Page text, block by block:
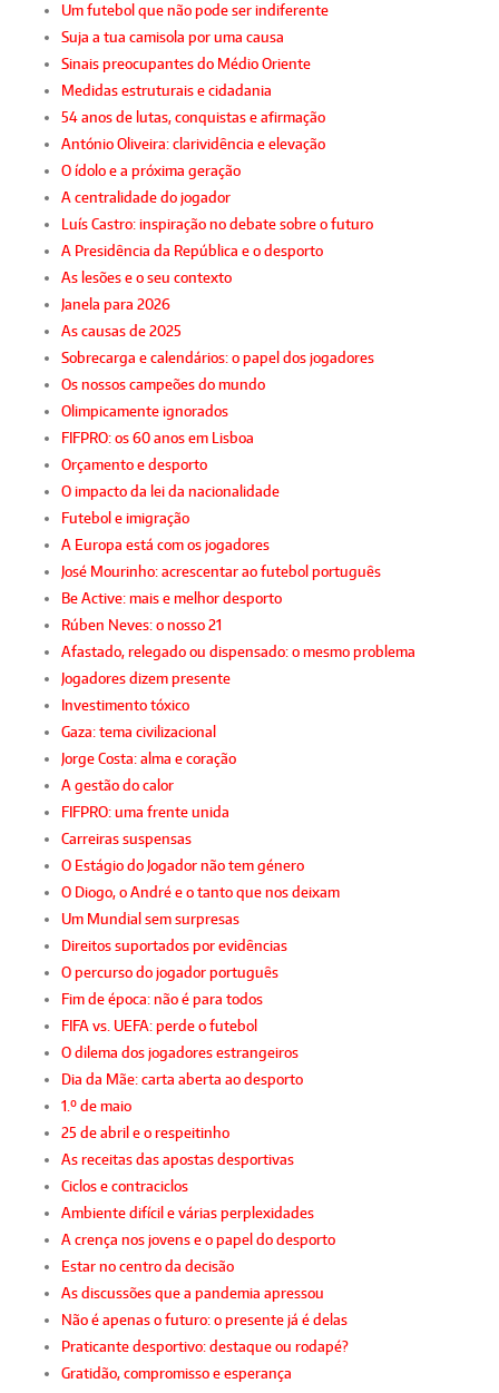
Um futebol que não pode ser indiferente
Suja a tua camisola por uma causa
Sinais preocupantes do Médio Oriente
Medidas estruturais e cidadania
54 anos de lutas, conquistas e afirmação
António Oliveira: clarividência e elevação
O ídolo e a próxima geração
A centralidade do jogador
Luís Castro: inspiração no debate sobre o futuro
A Presidência da República e o desporto
As lesões e o seu contexto
Janela para 2026
As causas de 2025
Sobrecarga e calendários: o papel dos jogadores
Os nossos campeões do mundo
Olimpicamente ignorados
FIFPRO: os 60 anos em Lisboa
Orçamento e desporto
O impacto da lei da nacionalidade
Futebol e imigração
A Europa está com os jogadores
José Mourinho: acrescentar ao futebol português
Be Active: mais e melhor desporto
Rúben Neves: o nosso 21
Afastado, relegado ou dispensado: o mesmo problema
Jogadores dizem presente
Investimento tóxico
Gaza: tema civilizacional
Jorge Costa: alma e coração
A gestão do calor
FIFPRO: uma frente unida
Carreiras suspensas
O Estágio do Jogador não tem género
O Diogo, o André e o tanto que nos deixam
Um Mundial sem surpresas
Direitos suportados por evidências
O percurso do jogador português
Fim de época: não é para todos
FIFA vs. UEFA: perde o futebol
O dilema dos jogadores estrangeiros
Dia da Mãe: carta aberta ao desporto
1.º de maio
25 de abril e o respeitinho
As receitas das apostas desportivas
Ciclos e contraciclos
Ambiente difícil e várias perplexidades
A crença nos jovens e o papel do desporto
Estar no centro da decisão
As discussões que a pandemia apressou
Não é apenas o futuro: o presente já é delas
Praticante desportivo: destaque ou rodapé?
Gratidão, compromisso e esperança